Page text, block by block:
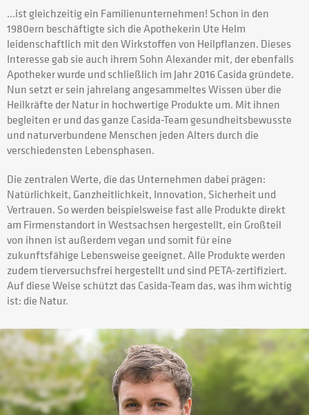
...ist gleichzeitig ein Familienunternehmen! Schon in den
1980ern beschäftigte sich die Apothekerin Ute Helm
leidenschaftlich mit den Wirkstoffen von Heilpflanzen. Dieses
Interesse gab sie auch ihrem Sohn Alexander mit, der ebenfalls
Apotheker wurde und schließlich im Jahr 2016 Casida gründete.
Nun setzt er sein jahrelang angesammeltes Wissen über die
Heilkräfte der Natur in hochwertige Produkte um. Mit ihnen
begleiten er und das ganze Casida-Team gesundheitsbewusste
und naturverbundene Menschen jeden Alters durch die
verschiedensten Lebensphasen.
Die zentralen Werte, die das Unternehmen dabei prägen:
Natürlichkeit, Ganzheitlichkeit, Innovation, Sicherheit und
Vertrauen. So werden beispielsweise fast alle Produkte direkt
am Firmenstandort in Westsachsen hergestellt, ein Großteil
von ihnen ist außerdem vegan und somit für eine
zukunftsfähige Lebensweise geeignet. Alle Produkte werden
zudem tierversuchsfrei hergestellt und sind PETA-zertifiziert.
Auf diese Weise schützt das Casida-Team das, was ihm wichtig
ist: die Natur.